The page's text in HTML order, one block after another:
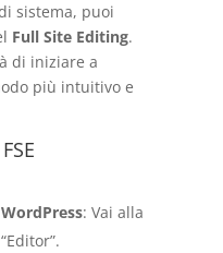
sistema, puoi
Full Site Editing.
di iniziare a
più intuitivo e
: Vai alla